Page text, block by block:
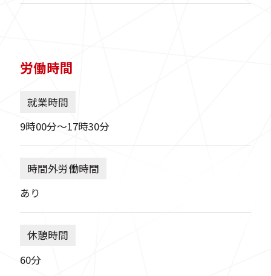
労働時間
就業時間
9時00分〜17時30分
時間外労働時間
あり
休憩時間
60分